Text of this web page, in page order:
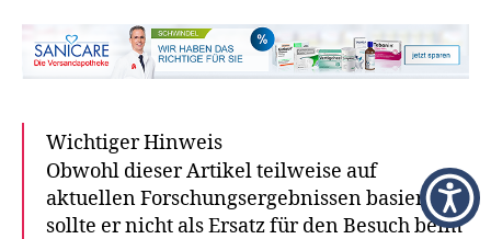
Wichtiger Hinweis
Obwohl dieser Artikel teilweise auf
aktuellen Forschungsergebnissen basiert,
sollte er nicht als Ersatz für den Besuch beim